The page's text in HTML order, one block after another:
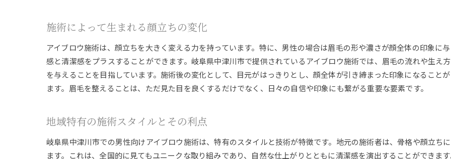
施術によって生まれる顔立ちの変化
アイブロウ施術は、顔立ちを大きく変える力を持っています。特に、男性の場合は眉毛の形や濃さが顔全体の印象に
感と清潔感をプラスすることができます。岐阜県中津川市で提供されているアイブロウ施術では、眉毛の流れや生え
を与えることを目指しています。施術後の変化として、目元がはっきりとし、顔全体が引き締まった印象になること
ます。眉毛を整えることは、ただ見た目を良くするだけでなく、日々の自信や印象にも繋がる重要な要素です。
地域特有の施術スタイルとその利点
岐阜県中津川市での男性向けアイブロウ施術は、特有のスタイルと技術が特徴です。地元の施術者は、骨格や顔立ち
ます。これは、全国的に見てもユニークな取り組みであり、自然な仕上がりとともに清潔感を演出することができま